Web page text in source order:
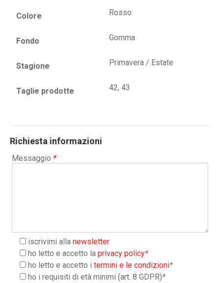
Colore Rosso
Fondo Gomma
Stagione Primavera / Estate
Taglie prodotte 42, 43
Richiesta informazioni
Messaggio *
iscrivimi allanewsletter
ho letto e accetto laprivacy policy*
ho letto e accetto itermini e le condizioni*
ho i requisiti di età minimi (art. 8 GDPR)*